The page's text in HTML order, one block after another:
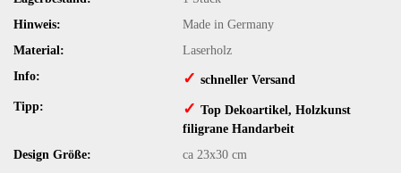
Hinweis:
Made in Germany
Material:
Laserholz
Info:
✓ ​schneller Versand
Tipp:
✓ ​Top Dekoartikel, Holzkunst
filigrane Handarbeit
Design Größe:
ca 23x30 cm